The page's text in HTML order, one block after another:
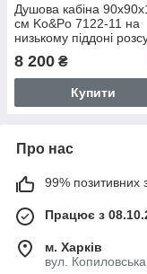
Душова кабіна
см Ko&Po 7122-11 на
низькому піддоні
загартоване скло
8 200 ₴
Купити
Про нас
99% позитивних з
Працює з
м. Харків
вул.